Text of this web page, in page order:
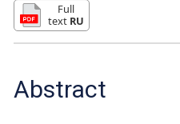
Full
text RU
Abstract